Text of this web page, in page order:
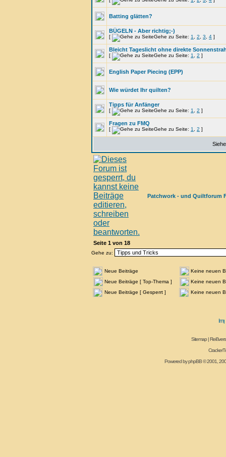
Batting glätten?
BÜGELN - Aber richtig;-)
[ Gehe zu Seite: 1 2 3 4 ]
Bleicht Tageslicht ohne direkte
[ Gehe zu Seite: 1 2 ]
English Paper Piecing (EPP)
Wie würdet Ihr quilten?
Tipps für Anfänger
[ Gehe zu Seite: 1 2 ]
Fragen zu FMQ
[ Gehe zu Seite: 1 2 ]
Patchwork - und Quiltforum
Seite 1 von 18
Gehe zu:
Neue Beiträge
Keine neuen
Neue Beiträge [ Top-Thema ]
Keine neuen
Neue Beiträge [ Gesperrt ]
Keine neuen
Sitemap|
Powered byphpBB© 2001,